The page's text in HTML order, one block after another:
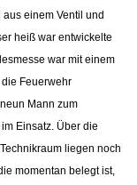
einem Ventil und
heiß war entwickelte
war mit einem
Feuerwehr
Mann zum
Einsatz. Über die
liegen noch
momentan belegt ist,